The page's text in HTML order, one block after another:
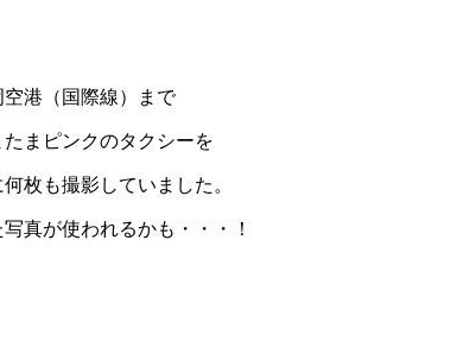
港（国際線）まで
まピンクのタクシーを
枚も撮影していました。
真が使われるかも・・・！